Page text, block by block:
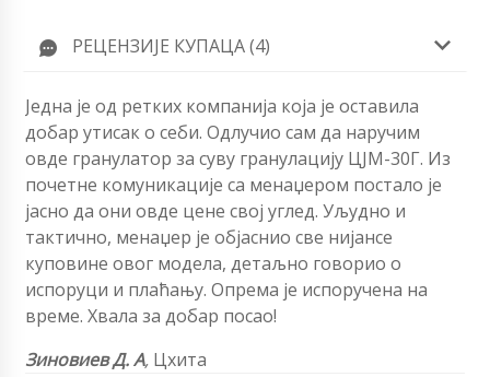
РЕЦЕНЗИЈЕ КУПАЦА (4)
Једна је од ретких компанија која је оставила
добар утисак о себи. Одлучио сам да наручим
овде гранулатор за суву гранулацију ЦЈМ-30Г. Из
почетне комуникације са менаџером постало је
јасно да они овде цене свој углед. Уљудно и
тактично, менаџер је објаснио све нијансе
куповине овог модела, детаљно говорио о
испоруци и плаћању. Опрема је испоручена на
време. Хвала за добар посао!
Зиновиев Д. А, Цхита